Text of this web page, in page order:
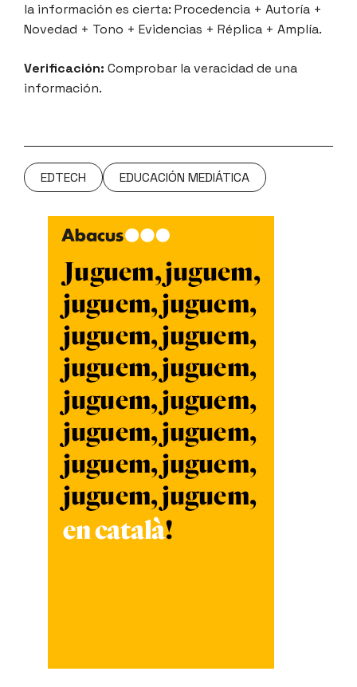
la información es cierta: Procedencia + Autoría +
Novedad + Tono + Evidencias + Réplica + Amplía.
Verificación: Comprobar la veracidad de una
información.
EDTECH EDUCACIÓN MEDIÁTICA